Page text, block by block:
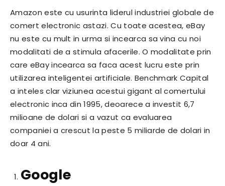
Amazon este cu usurinta liderul industriei globale de
comert electronic astazi. Cu toate acestea, eBay
nu este cu mult in urma si incearca sa vina cu noi
modalitati de a stimula afacerile. O modalitate prin
care eBay incearca sa faca acest lucru este prin
utilizarea inteligentei artificiale. Benchmark Capital
a inteles clar viziunea acestui gigant al comertului
electronic inca din 1995, deoarece a investit 6,7
milioane de dolari si a vazut ca evaluarea
companiei a crescut la peste 5 miliarde de dolari in
doar 4 ani.
Google